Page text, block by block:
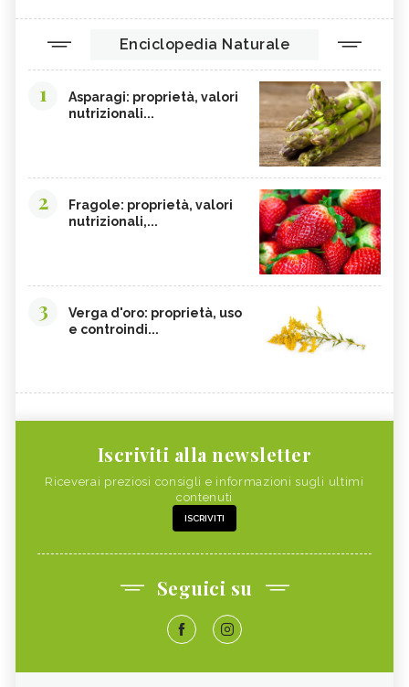
Enciclopedia Naturale
1
Asparagi: proprietà, valori
nutrizionali...
2
Fragole: proprietà, valori
nutrizionali,...
3
Verga d'oro: proprietà, uso
e controindi...
Iscriviti alla newsletter
Riceverai preziosi consigli e informazioni sugli ultimi
contenuti
ISCRIVITI
Seguici su